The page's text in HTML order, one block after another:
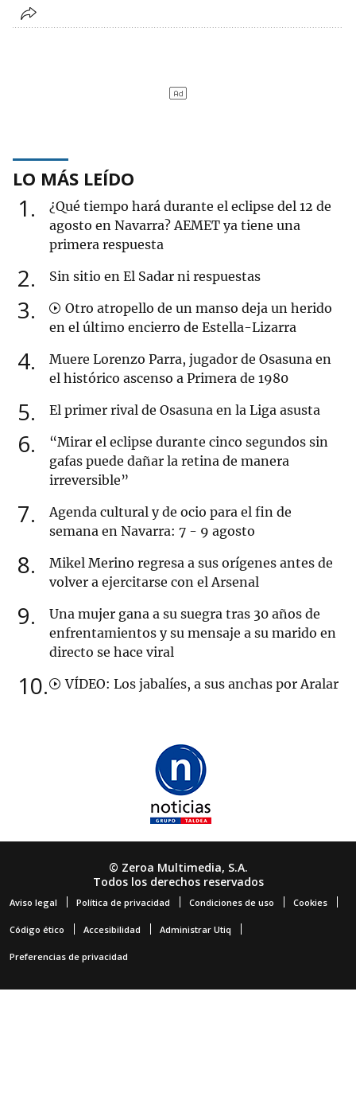
LO MÁS LEÍDO
1
¿Qué tiempo hará durante el eclipse del 12 de
agosto en Navarra? AEMET ya tiene una
primera respuesta
2 Sin sitio en El Sadar ni respuestas
3
Otro atropello de un manso deja un herido
en el último encierro de Estella-Lizarra
4
Muere Lorenzo Parra, jugador de Osasuna en
el histórico ascenso a Primera de 1980
5 El primer rival de Osasuna en la Liga asusta
6
“Mirar el eclipse durante cinco segundos sin
gafas puede dañar la retina de manera
irreversible”
7
Agenda cultural y de ocio para el fin de
semana en Navarra: 7 - 9 agosto
8
Mikel Merino regresa a sus orígenes antes de
volver a ejercitarse con el Arsenal
9
Una mujer gana a su suegra tras 30 años de
enfrentamientos y su mensaje a su marido en
directo se hace viral
10 VÍDEO: Los jabalíes, a sus anchas por Aralar
© Zeroa Multimedia, S.A.
Todos los derechos reservados
Aviso legal Política de privacidad Condiciones de uso Cookies
Código ético Accesibilidad Administrar Utiq
Preferencias de privacidad